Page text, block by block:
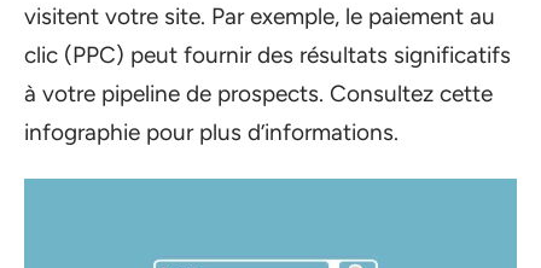
visitent votre site. Par exemple, le paiement au
clic (PPC) peut fournir des résultats significatifs
à votre pipeline de prospects. Consultez cette
infographie pour plus d’informations.